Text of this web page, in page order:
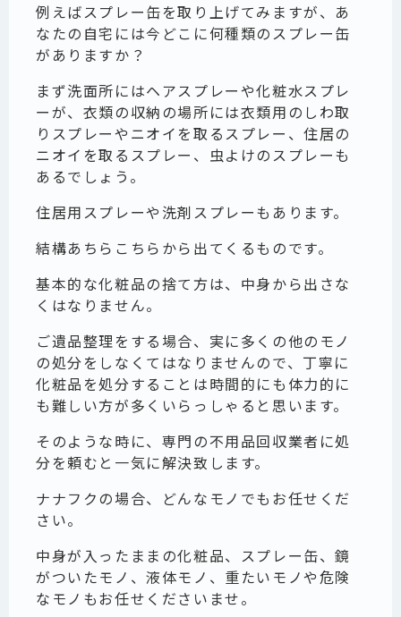
例えばスプレー缶を取り上げてみますが、あ
なたの自宅には今どこに何種類のスプレー缶
がありますか？
まず洗面所にはヘアスプレーや化粧水スプレ
ーが、衣類の収納の場所には衣類用のしわ取
りスプレーやニオイを取るスプレー、住居の
ニオイを取るスプレー、虫よけのスプレーも
あるでしょう。
住居用スプレーや洗剤スプレーもあります。
結構あちらこちらから出てくるものです。
基本的な化粧品の捨て方は、中身から出さな
くはなりません。
ご遺品整理をする場合、実に多くの他のモノ
の処分をしなくてはなりませんので、丁寧に
化粧品を処分することは時間的にも体力的に
も難しい方が多くいらっしゃると思います。
そのような時に、専門の不用品回収業者に処
分を頼むと一気に解決致します。
ナナフクの場合、どんなモノでもお任せくだ
さい。
中身が入ったままの化粧品、スプレー缶、鏡
がついたモノ、液体モノ、重たいモノや危険
なモノもお任せくださいませ。